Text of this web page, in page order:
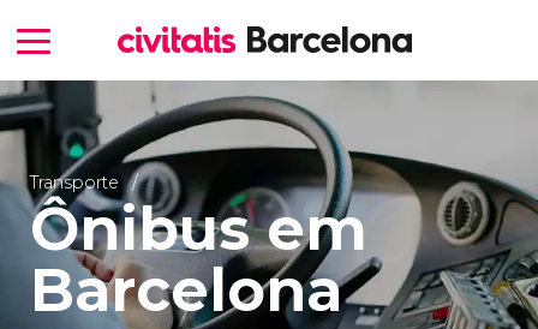
Transporte
Ônibus em
Barcelona